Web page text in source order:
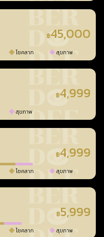
฿45,000
โชคลาภ สุขภาพ
฿4,999
สุขภาพ
฿4,999
โชคลาภ สุขภาพ
฿5,999
โชคลาภ สุขภาพ